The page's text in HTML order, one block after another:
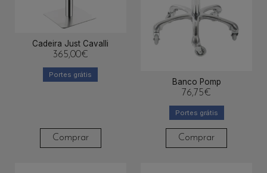
Cadeira Just Cavalli
365,00€
Portes grátis
Comprar
Banco Pomp
76,75€
Portes grátis
Comprar